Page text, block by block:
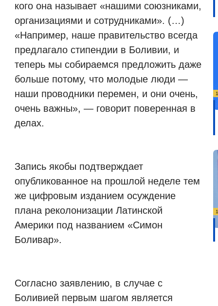
кого она называет «нашими союзниками,
организациями и сотрудниками». (…)
«Например, наше правительство всегда
предлагало стипендии в Боливии, и
теперь мы собираемся предложить даже
больше потому, что молодые люди —
наши проводники перемен, и они очень,
очень важны», — говорит поверенная в
делах.
Запись якобы подтверждает
опубликованное на прошлой неделе тем
же цифровым изданием осуждение
плана реколонизации Латинской
Америки под названием «Симон
Боливар».
Согласно заявлению, в случае с
Боливией первым шагом является